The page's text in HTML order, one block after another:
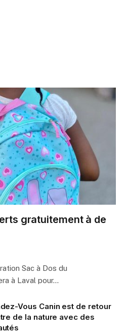
gratuitement à de
Sac à Dos du
à Laval pour…
Vous Canin est de retour
de la nature avec des